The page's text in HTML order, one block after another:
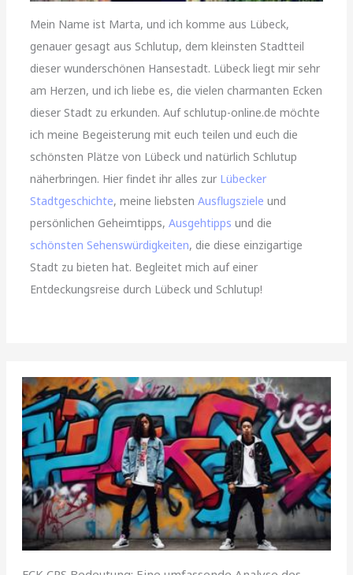
Mein Name ist Marta, und ich komme aus Lübeck,
genauer gesagt aus Schlutup, dem kleinsten Stadtteil
dieser wunderschönen Hansestadt. Lübeck liegt mir sehr
am Herzen, und ich liebe es, die vielen charmanten Ecken
dieser Stadt zu erkunden. Auf schlutup-online.de möchte
ich meine Begeisterung mit euch teilen und euch die
schönsten Plätze von Lübeck und natürlich Schlutup
näherbringen. Hier findet ihr alles zur Lübecker
Stadtgeschichte, meine liebstenAusflugsziele und
persönlichen Geheimtipps,Ausgehtipps und die
schönsten Sehenswürdigkeiten, die diese einzigartige
Stadt zu bieten hat. Begleitet mich auf einer
Entdeckungsreise durch Lübeck und Schlutup!